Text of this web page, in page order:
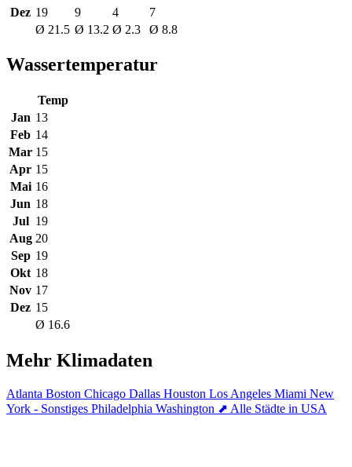
Dez 19 9 4
7
Ø 21.5 Ø 13.2 Ø 2.3 Ø 8.8
Wassertemperatur
Temp
Jan 13
Feb 14
Mar 15
Apr 15
Mai 16
Jun 18
Jul 19
Aug 20
Sep 19
Okt 18
Nov 17
Dez 15
Ø 16.6
Mehr Klimadaten
Atlanta Boston Chicago Dallas Houston Los Angeles Miami New
York - Sonstiges Philadelphia Washington ⬈ Alle Städte in USA